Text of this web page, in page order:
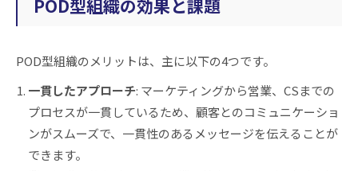
POD型組織の効果と課題
POD型組織のメリットは、主に以下の4つです。
一貫したアプローチ: マーケティングから営業、CSまでの
プロセスが一貫しているため、顧客とのコミュニケーショ
ンがスムーズで、一貫性のあるメッセージを伝えることが
できます。